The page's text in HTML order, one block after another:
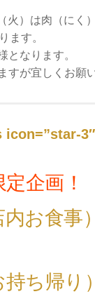
火）は肉（にく
ます。
となります。
すが宜しくお願
icon=”star-
企画！
お食事）
ち帰り）